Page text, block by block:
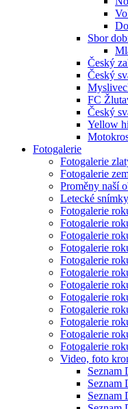
Sbor
Český
Český
FC
Český
Yellow
Fotogalerie
Fotogalerie
Fotogalerie
Proměny naší
Letecké snímky
Fotogalerie
Fotogalerie
Fotogalerie
Fotogalerie
Fotogalerie
Fotogalerie
Fotogalerie
Fotogalerie
Fotogalerie
Fotogalerie
Fotogalerie
Fotogalerie
Video, foto
Seznam
Seznam
Seznam